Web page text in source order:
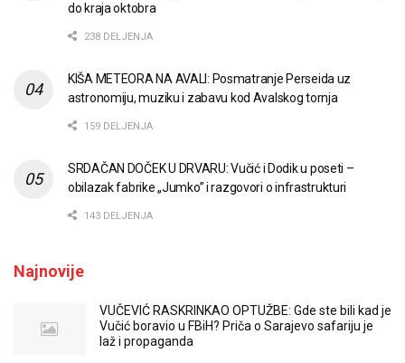
do kraja oktobra
238 DELJENJA
KIŠA METEORA NA AVALI: Posmatranje Perseida uz
astronomiju, muziku i zabavu kod Avalskog tornja
159 DELJENJA
SRDAČAN DOČEK U DRVARU: Vučić i Dodik u poseti –
obilazak fabrike „Jumko” i razgovori o infrastrukturi
143 DELJENJA
Najnovije
VUČEVIĆ RASKRINKAO OPTUŽBE: Gde ste bili kad je
Vučić boravio u FBiH? Priča o Sarajevo safariju je
laž i propaganda